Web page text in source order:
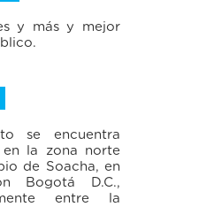
y más y mejor
se encuentra
en la zona norte
de Soacha, en
Bogotá D.C.,
entre la